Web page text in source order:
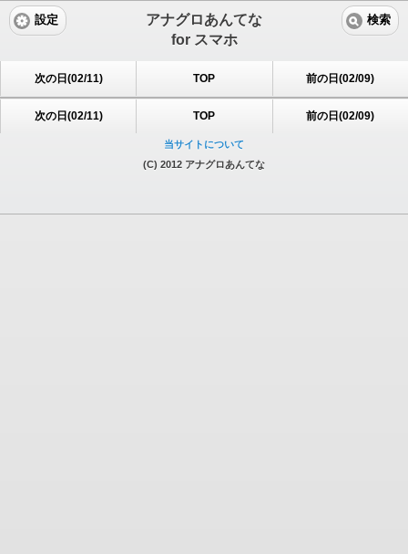
アナグロあんてな
for スマホ
設定 検索
次の日(02/11) TOP 前の日(02/09)
次の日(02/11) TOP 前の日(02/09)
当サイトについて
(C) 2012 アナグロあんてな